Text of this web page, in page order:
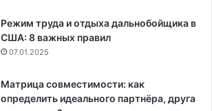
Режим труда и отдыха дальнобойщика в
США: 8 важных правил
07.01.2025
Матрица совместимости: как
определить идеального партнёра, друга